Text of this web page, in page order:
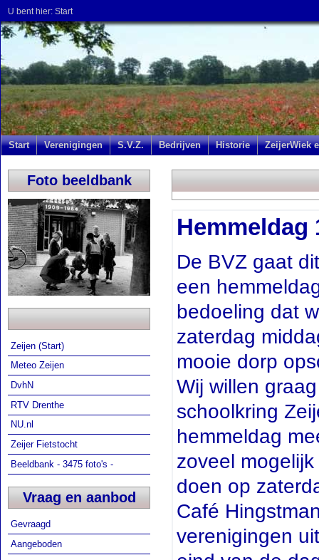
U bent hier: Start
Start Verenigingen S.V.Z. Bedrijven Historie ZeijerWiek
Foto beeldbank
Zeijen (Start)
Meteo Zeijen
DvhN
RTV Drenthe
NU.nl
Zeijer Fietstocht
Beeldbank - 3475 foto's -
Vraag en aanbod
Gevraagd
Aangeboden
Hemmeldag
De BVZ gaat
een
bedoeling dat
zaterdag
mooie dorp
Wij willen
schoolkring
hemmeldag
zoveel
doen op
Café
verenigingen